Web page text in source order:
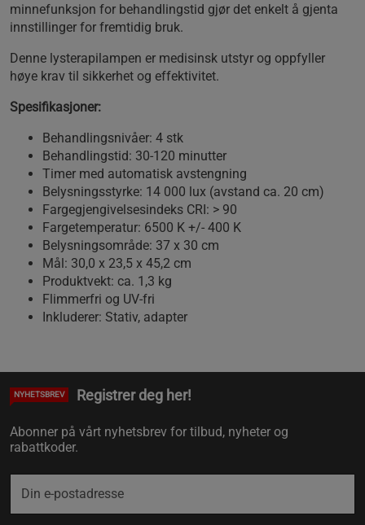
minnefunksjon for behandlingstid gjør det enkelt å gjenta
innstillinger for fremtidig bruk.
Denne lysterapilampen er medisinsk utstyr og oppfyller
høye krav til sikkerhet og effektivitet.
Spesifikasjoner:
Behandlingsnivåer: 4 stk
Behandlingstid: 30-120 minutter
Timer med automatisk avstengning
Belysningsstyrke: 14 000 lux (avstand ca. 20 cm)
Fargegjengivelsesindeks CRI: > 90
Fargetemperatur: 6500 K +/- 400 K
Belysningsområde: 37 x 30 cm
Mål: 30,0 x 23,5 x 45,2 cm
Produktvekt: ca. 1,3 kg
Flimmerfri og UV-fri
Inkluderer: Stativ, adapter
NYHETSBREV Registrer deg her!
Abonner på vårt nyhetsbrev for tilbud, nyheter og
rabattkoder.